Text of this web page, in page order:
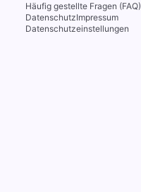
Häufig gestellte Fragen (FAQ)
DatenschutzImpressum
Datenschutzeinstellungen